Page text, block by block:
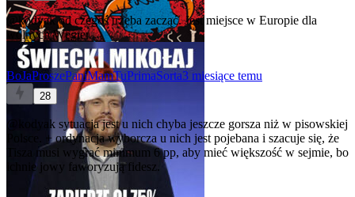
@kodyakod czegoś trzeba zacząć. Jest miejsce w Europie dla
wolnych Węgier.
BoJaProszePaniMamTuPrimaSorta3 miesiące temu
28
@kodyak sytuacja jest u nich chyba jeszcze gorsza niż w pisowskiej
Polsce. + ordynacja wyborcza u nich jest pojebana i szacuje się, że
Tisza musi wygrać minimum 6 pp, aby mieć większość w sejmie, bo
ichnie jowy faworyzują fidesz.